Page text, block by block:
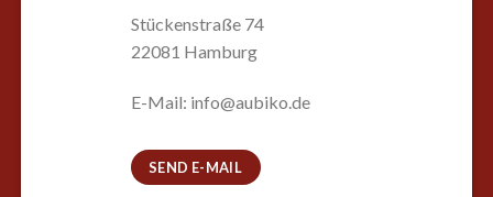
Stückenstraße 74
22081 Hamburg
E-Mail: info@aubiko.de
SEND E-MAIL